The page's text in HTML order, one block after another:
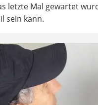
letzte Mal gewartet
sein kann.